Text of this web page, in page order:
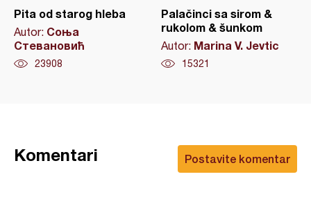
Pita od starog hleba
Autor: Соња
Стевановић
23908
Palačinci sa sirom &
rukolom & šunkom
Autor: Marina V. Jevtic
15321
Postavite komentar
Komentari